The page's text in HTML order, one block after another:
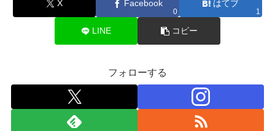
X Facebook
0
はてブ
1
LINE コピー
フォローする